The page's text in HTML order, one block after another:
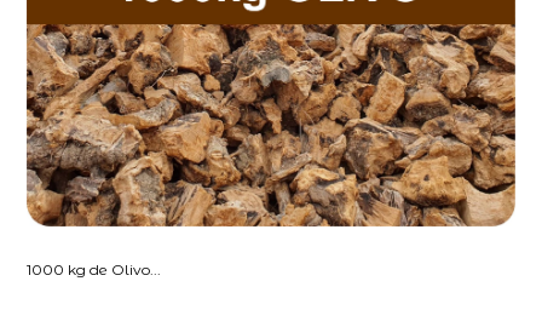
1000 kg de Olivo...